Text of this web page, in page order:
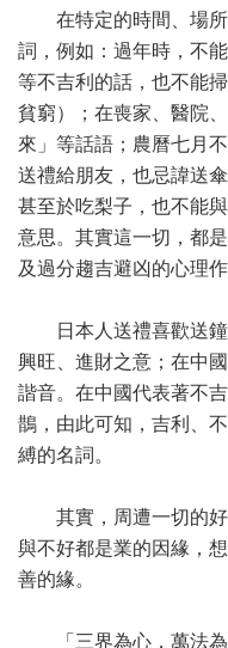
在特定的時間、場所
詞，例如：過年時，不
等不吉利的話，也不能
貧窮）；在喪家、醫院
來」等話語；農曆七月
送禮給朋友，也忌諱送
甚至於吃梨子，也不能
意思。其實這一切，都
及過分趨吉避凶的心理作
日本人送禮喜歡送鐘
興旺、進財之意；在中
諧音。在中國代表著不
鵲，由此可知，吉利、
縛的名詞。
其實，周遭一切的好
與不好都是業的因緣，
善的緣。
「三界為心，萬法為